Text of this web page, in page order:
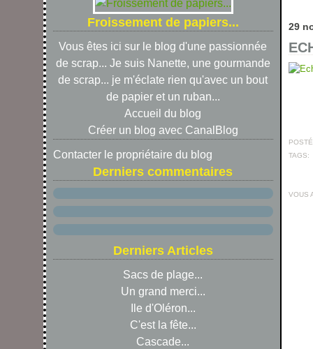
Froissement de papiers...
Vous êtes ici sur le blog d'une passionnée
de scrap... Je suis Nanette, une gourmande
de scrap... je m'éclate rien qu'avec un bout
de papier et un ruban...
Accueil du blog
Créer un blog avec CanalBlog
Contacter le propriétaire du blog
Derniers commentaires
Derniers Articles
Sacs de plage...
Un grand merci...
Ile d'Oléron...
C'est la fête...
Cascade...
29
TAGS:
VOUS